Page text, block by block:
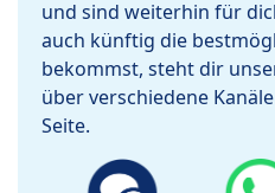
und sind weiterhin für
auch künftig die
bekommst, steht dir
über verschiedene
Seite.